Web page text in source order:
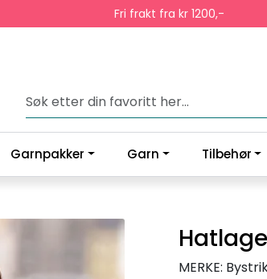
Fri frakt fra kr 1200,-
Garnpakker Garn Tilbehør
MERKE: